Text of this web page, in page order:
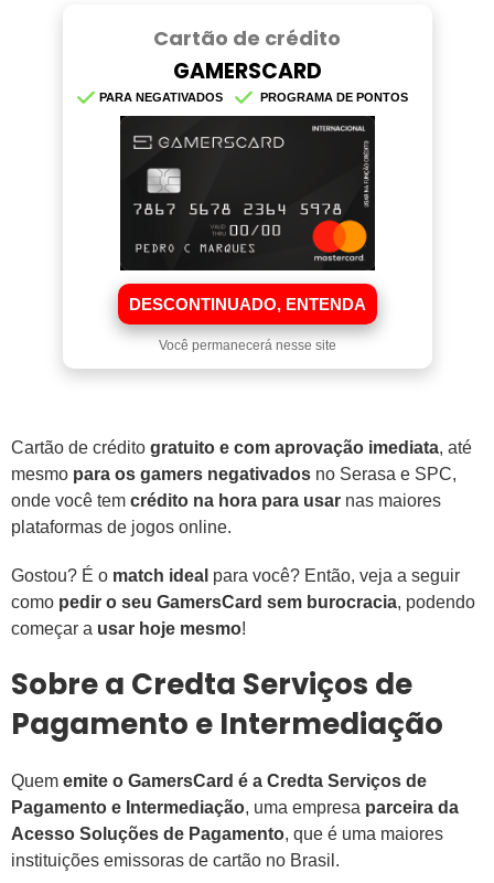
Cartão de crédito
GAMERSCARD
PARA NEGATIVADOS PROGRAMA DE PONTOS
DESCONTINUADO, ENTENDA
Você permanecerá nesse site
Cartão de crédito gratuito e com aprovação imediata, até
mesmo para os gamers negativados no Serasa e SPC,
onde você tem crédito na hora para usar nas maiores
plataformas de jogos online.
Gostou? É o match ideal para você? Então, veja a seguir
como pedir o seu GamersCard sem burocracia, podendo
começar a usar hoje mesmo!
Sobre a Credta Serviços de
Pagamento e Intermediação
Quem emite o GamersCard é a Credta Serviços de
Pagamento e Intermediação, uma empresa parceira da
Acesso Soluções de Pagamento, que é uma maiores
instituições emissoras de cartão no Brasil.